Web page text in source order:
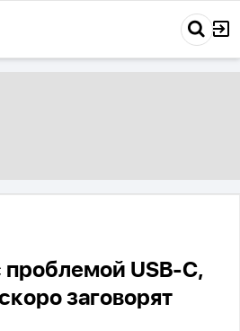
проблемой USB-C,
заговорят